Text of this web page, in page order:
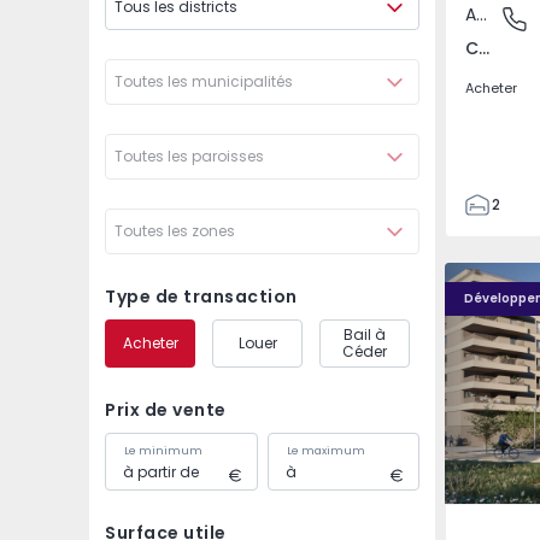
Tous les districts
Toutes les municipalités
Toutes les paroisses
Toutes les zones
Type de transaction
Acheter Louer
Bail à
Céder
Prix de vente
Le minimum Le maximum
Surface utile
Covilhã
Appartement
Covilhã e Canhoso, Castelo Branco
Acheter
2
85
85
0
4
PLENO